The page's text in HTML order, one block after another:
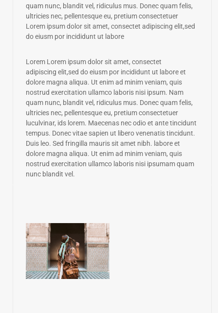
quam nunc, blandit vel, ridiculus mus. Donec quam felis,
ultricies nec, pellentesque eu, pretium consectetuer
Lorem ipsum dolor sit amet, consectet adipiscing elit,sed
do eiusm por incididunt ut labore
Lorem Lorem ipsum dolor sit amet, consectet
adipiscing elit,sed do eiusm por incididunt ut labore et
dolore magna aliqua. Ut enim ad minim veniam, quis
nostrud exercitation ullamco laboris nisi ipsum. Nam
quam nunc, blandit vel, ridiculus mus. Donec quam felis,
ultricies nec, pellentesque eu, pretium consectetuer
luculvinar, ids lorem. Maecenas nec odio et ante tincidunt
tempus. Donec vitae sapien ut libero venenatis tincidunt.
Duis leo. Sed fringilla mauris sit amet nibh. labore et
dolore magna aliqua. Ut enim ad minim veniam, quis
nostrud exercitation ullamco laboris nisi ipsumam quam
nunc blandit vel.